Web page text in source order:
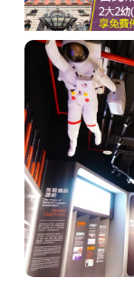
推薦景點
討論區
聯絡我們
APP下載